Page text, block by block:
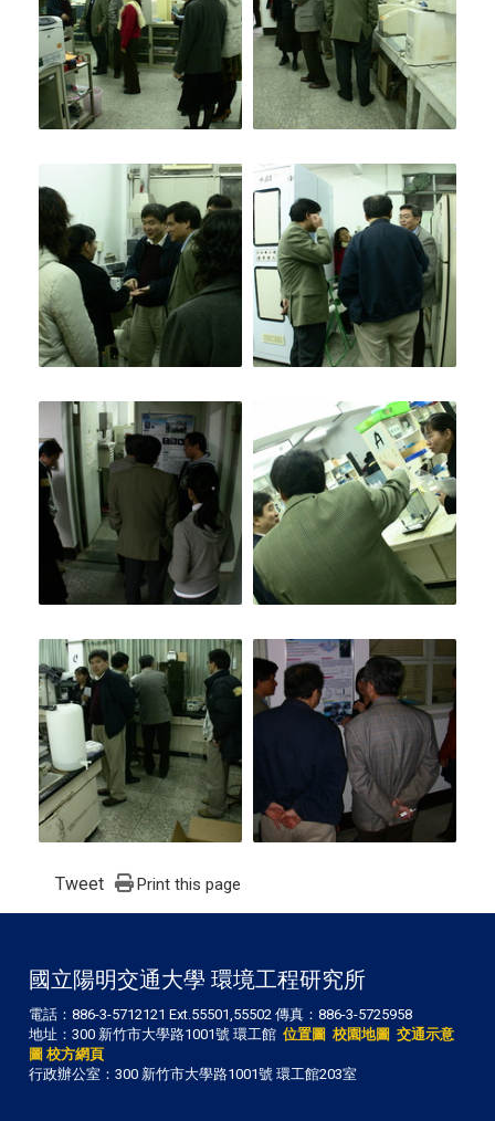
Tweet Print this page
國立陽明交通大學 環境工程研究所
電話：886-3-5712121 Ext.55501,55502 傳真：886-3-5725958
地址：300 新竹市大學路1001號 環工館 位置圖 校園地圖 交通示意
圖 校方網頁
行政辦公室：300 新竹市大學路1001號 環工館203室